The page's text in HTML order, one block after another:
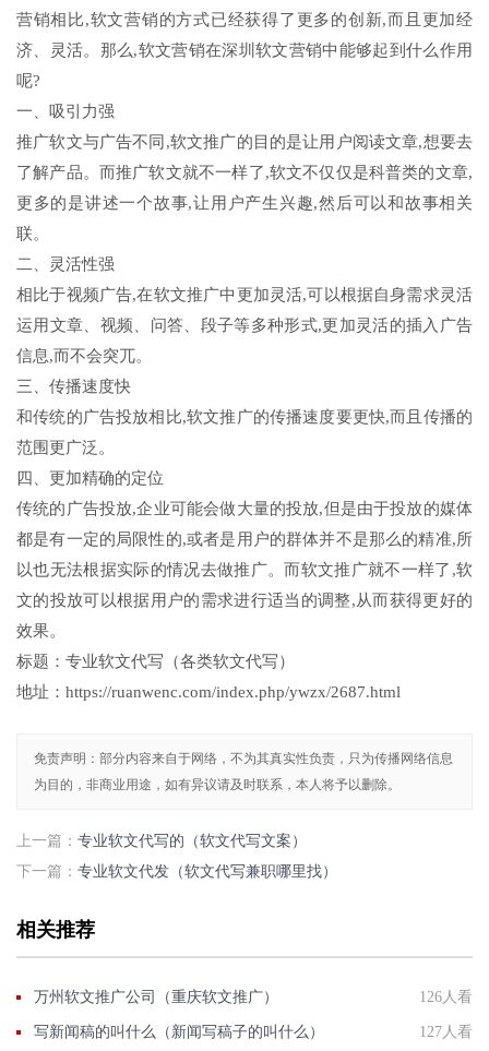
营销相比,软文营销的方式已经获得了更多的创新,而且更加经
济、灵活。那么,软文营销在深圳软文营销中能够起到什么作用
呢?
一、吸引力强
推广软文与广告不同,软文推广的目的是让用户阅读文章,想要去
了解产品。而推广软文就不一样了,软文不仅仅是科普类的文章,
更多的是讲述一个故事,让用户产生兴趣,然后可以和故事相关
联。
二、灵活性强
相比于视频广告,在软文推广中更加灵活,可以根据自身需求灵活
运用文章、视频、问答、段子等多种形式,更加灵活的插入广告
信息,而不会突兀。
三、传播速度快
和传统的广告投放相比,软文推广的传播速度要更快,而且传播的
范围更广泛。
四、更加精确的定位
传统的广告投放,企业可能会做大量的投放,但是由于投放的媒体
都是有一定的局限性的,或者是用户的群体并不是那么的精准,所
以也无法根据实际的情况去做推广。而软文推广就不一样了,软
文的投放可以根据用户的需求进行适当的调整,从而获得更好的
效果。
标题：专业软文代写（各类软文代写）
地址：https://ruanwenc.com/index.php/ywzx/2687.html
免责声明：部分内容来自于网络，不为其真实性负责，只为传播网络信息
为目的，非商业用途，如有异议请及时联系，本人将予以删除。
上一篇： 专业软文代写的（软文代写文案）
下一篇： 专业软文代发（软文代写兼职哪里找）
相关推荐
万州软文推广公司（重庆软文推广） 126人看
写新闻稿的叫什么（新闻写稿子的叫什么） 127人看